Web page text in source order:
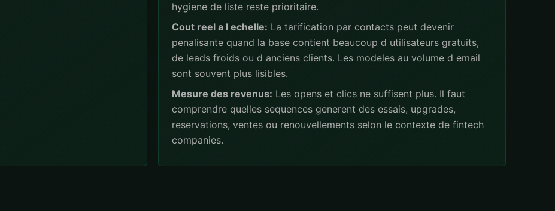
hygiene de liste reste prioritaire.
Cout reel a l echelle: La tarification par contacts peut devenir
penalisante quand la base contient beaucoup d utilisateurs gratuits,
de leads froids ou d anciens clients. Les modeles au volume d email
sont souvent plus lisibles.
Mesure des revenus: Les opens et clics ne suffisent plus. Il faut
comprendre quelles sequences generent des essais, upgrades,
reservations, ventes ou renouvellements selon le contexte de fintech
companies.